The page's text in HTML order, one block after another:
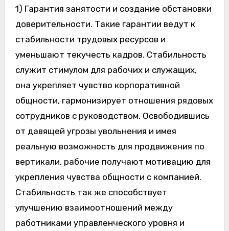
1) Гарантия занятости и создание обстановки
доверительности. Такие гарантии ведут к
стабильности трудовых ресурсов и
уменьшают текучесть кадров. Стабильность
служит стимулом для рабочих и служащих,
она укрепляет чувство корпоративной
общности, гармонизирует отношения рядовых
сотрудников с руководством. Освободившись
от давящей угрозы увольнения и имея
реальную возможность для продвижения по
вертикали, рабочие получают мотивацию для
укрепления чувства общности с компанией.
Стабильность так же способствует
улучшению взаимоотношений между
работниками управленческого уровня и